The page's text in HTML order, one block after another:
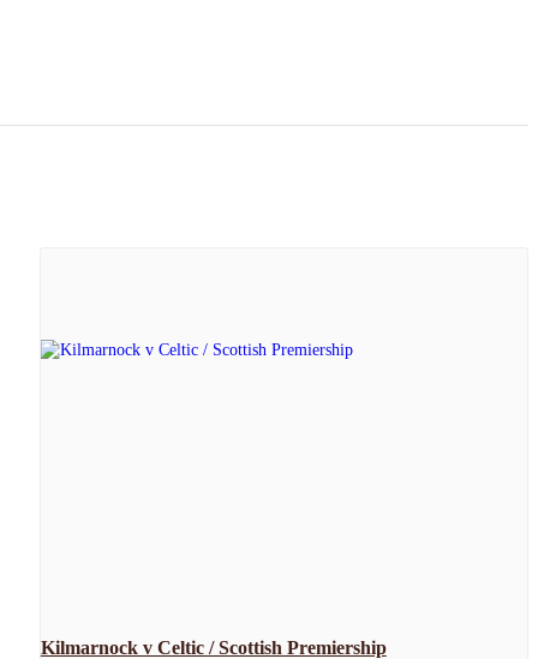
Kilmarnock v Celtic / Scottish Premiership